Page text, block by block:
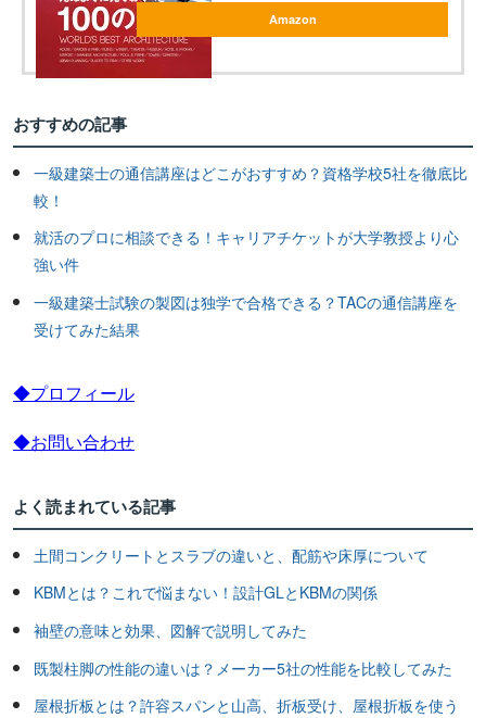
Amazon
おすすめの記事
一級建築士の通信講座はどこがおすすめ？資格学校5社を徹底比
較！
就活のプロに相談できる！キャリアチケットが大学教授より心
強い件
一級建築士試験の製図は独学で合格できる？TACの通信講座を
受けてみた結果
◆プロフィール
◆お問い合わせ
よく読まれている記事
土間コンクリートとスラブの違いと、配筋や床厚について
KBMとは？これで悩まない！設計GLとKBMの関係
袖壁の意味と効果、図解で説明してみた
既製柱脚の性能の違いは？メーカー5社の性能を比較してみた
屋根折板とは？許容スパンと山高、折板受け、屋根折板を使う